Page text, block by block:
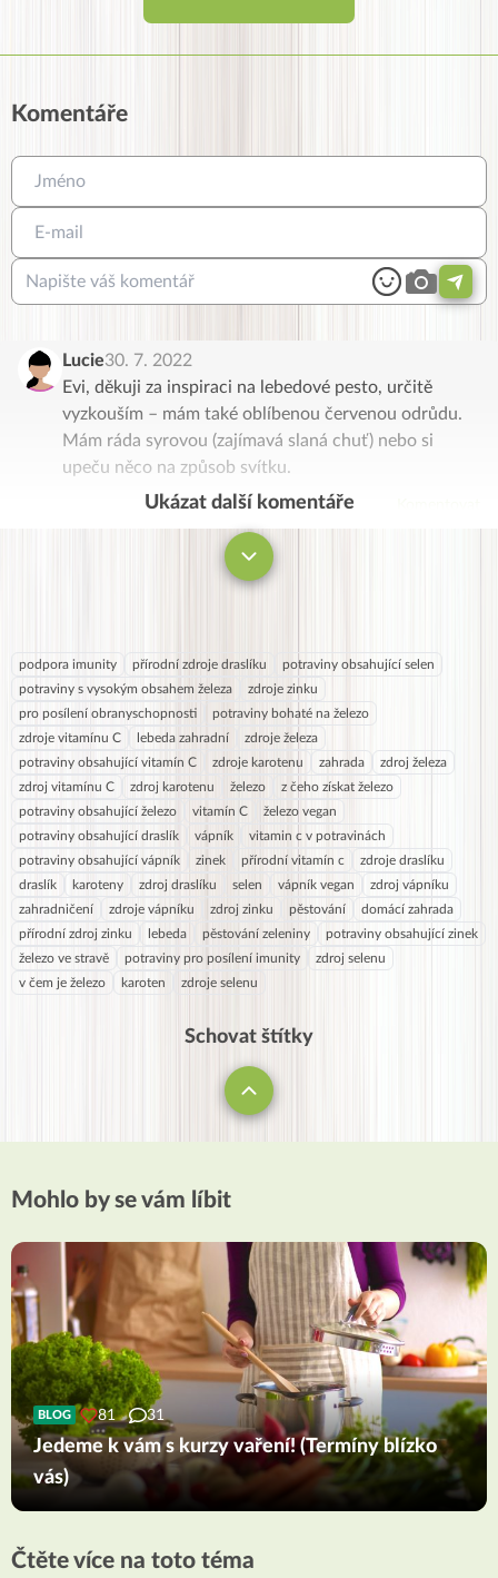
Komentáře
Lucie30. 7. 2022
Evi, děkuji za inspiraci na lebedové pesto, určitě
vyzkouším – mám také oblíbenou červenou odrůdu.
Mám ráda syrovou (zajímavá slaná chuť) nebo si
upeču něco na způsob svítku.
Ukázat další komentáře
podpora imunity přírodní zdroje draslíku
potraviny obsahující selen
potraviny s vysokým obsahem železa
zdroje zinku
pro posílení obranyschopnosti
potraviny bohaté na železo
zdroje vitamínu C
lebeda zahradní
zdroje železa
potraviny obsahující vitamín C
zdroje karotenu zahrada
zdroj železa
zdroj vitamínu C
zdroj karotenu železo
z čeho získat železo
potraviny obsahující železo
vitamín C
železo vegan
potraviny obsahující draslík
vápník
vitamin c v potravinách
potraviny obsahující vápník
zinek přírodní vitamín c
zdroje draslíku
draslík
karoteny zdroj draslíku selen vápník vegan
zdroj vápníku
zahradničení
zdroje vápníku zdroj zinku pěstování
domácí zahrada
přírodní zdroj zinku
lebeda pěstování zeleniny
potraviny obsahující zinek
železo ve stravě
potraviny pro posílení imunity
zdroj selenu
v čem je železo
karoten zdroje selenu
Schovat štítky
Mohlo by se vám líbit
BLOG 81 31
Jedeme k vám s kurzy vaření! (Termíny blízko
vás)
Čtěte více na toto téma